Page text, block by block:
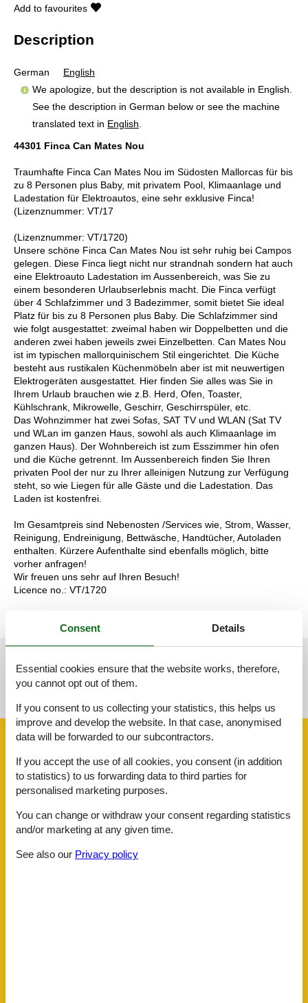
Add to favourites
Description
German
English
We apologize, but the description is not available in English.
See the description in German below or see the machine
translated text in English
44301 Finca Can Mates Nou
Traumhafte Finca Can Mates Nou im Südosten Mallorcas für bis
zu 8 Personen plus Baby, mit privatem Pool, Klimaanlage und
Ladestation für Elektroautos, eine sehr exklusive Finca!
(Lizenznummer: VT/17
(Lizenznummer: VT/1720)
Unsere schöne Finca Can Mates Nou ist sehr ruhig bei Campos
gelegen. Diese Finca liegt nicht nur strandnah sondern hat auch
eine Elektroauto Ladestation im Aussenbereich, was Sie zu
einem besonderen Urlaubserlebnis macht. Die Finca verfügt
über 4 Schlafzimmer und 3 Badezimmer, somit bietet Sie ideal
Platz für bis zu 8 Personen plus Baby. Die Schlafzimmer sind
wie folgt ausgestattet: zweimal haben wir Doppelbetten und die
anderen zwei haben jeweils zwei Einzelbetten. Can Mates Nou
ist im typischen mallorquinischem Stil eingerichtet. Die Küche
besteht aus rustikalen Küchenmöbeln aber ist mit neuwertigen
Elektrogeräten ausgestattet. Hier finden Sie alles was Sie in
Ihrem Urlaub brauchen wie z.B. Herd, Ofen, Toaster,
Kühlschrank, Mikrowelle, Geschirr, Geschirrspüler, etc.
Das Wohnzimmer hat zwei Sofas, SAT TV und WLAN (Sat TV
und WLan im ganzen Haus, sowohl als auch Klimaanlage im
ganzen Haus). Der Wohnbereich ist zum Esszimmer hin ofen
und die Küche getrennt. Im Aussenbereich finden Sie Ihren
privaten Pool der nur zu Ihrer alleinigen Nutzung zur Verfügung
steht, so wie Liegen für alle Gäste und die Ladestation. Das
Laden ist kostenfrei.
Im Gesamtpreis sind Nebenosten /Services wie, Strom, Wasser,
Reinigung, Endreinigung, Bettwäsche, Handtücher, Autoladen
enthalten. Kürzere Aufenthalte sind ebenfalls möglich, bitte
vorher anfragen!
Wir freuen uns sehr auf Ihren Besuch!
Licence no.: VT/1720
See nearby objects
Facilities
AccommodationFacilities
BBQ facility
Bike friendly
Hiker friendly
Internet in the public area
ActivityFacilities
Consent Details
Essential cookies ensure that the website works, therefore,
you cannot opt out of them.
If you consent to us collecting your statistics, this helps us
improve and develop the website. In that case, anonymised
data will be forwarded to our subcontractors.
If you accept the use of all cookies, you consent (in addition
to statistics) to us forwarding data to third parties for
personalised marketing purposes.
You can change or withdraw your consent regarding statistics
and/or marketing at any given time.
See also our Privacy policy